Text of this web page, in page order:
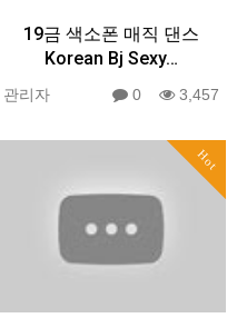
19금 색소폰 매직 댄스
Korean Bj Sexy…
관리자 0 3,457
Hot